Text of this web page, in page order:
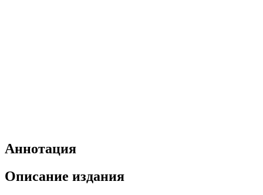
Аннотация
Описание издания